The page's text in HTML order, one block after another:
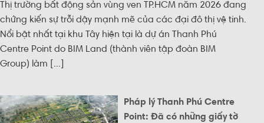
Thị trường bất động sản vùng ven TP.HCM năm 2026 đang
chứng kiến sự trỗi dậy mạnh mẽ của các đại đô thị vệ tinh.
Nổi bật nhất tại khu Tây hiện tại là dự án Thanh Phú
Centre Point do BIM Land (thành viên tập đoàn BIM
Group) làm [...]
Pháp lý Thanh Phú Centre
Point: Đã có những giấy tờ